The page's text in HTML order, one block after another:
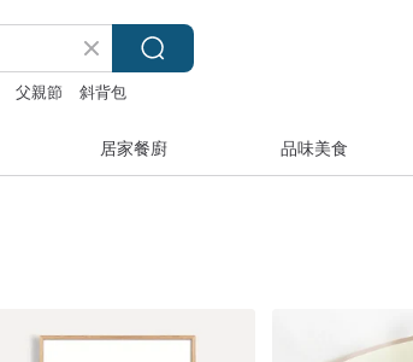
父親節 斜背包
居家餐廚 品味美食